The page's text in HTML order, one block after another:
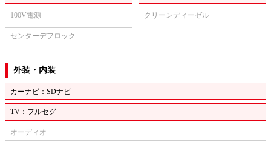
100V電源 クリーンディーゼル
センターデフロック
外装・内装
カーナビ：SDナビ
TV：フルセグ
オーディオ